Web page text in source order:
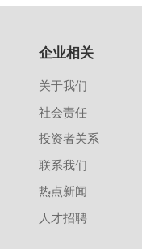
企业相关
关于我们
社会责任
投资者关系
联系我们
热点新闻
人才招聘